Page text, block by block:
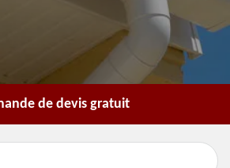
de devis gratuit